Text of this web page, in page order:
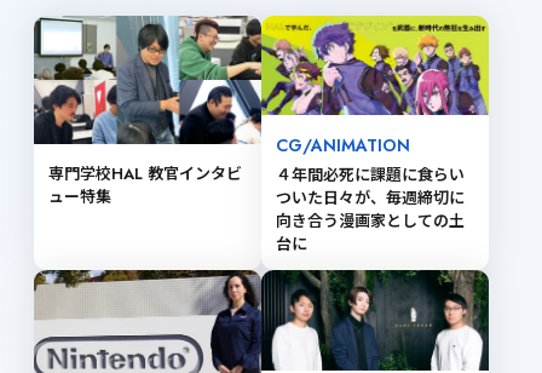
専門学校HAL 教官インタビ
ュー特集
CG/ANIMATION
４年間必死に課題に食らい
ついた日々が、毎週締切に
向き合う漫画家としての土
台に